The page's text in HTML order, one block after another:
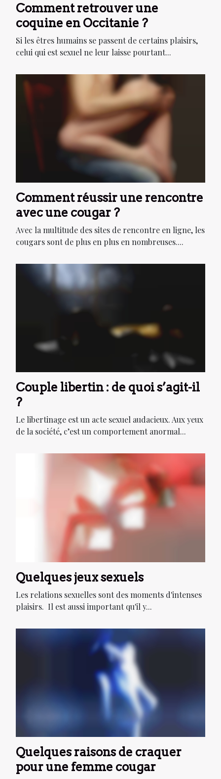
Comment retrouver une
coquine en Occitanie ?
Si les êtres humains se passent de certains plaisirs,
celui qui est sexuel ne leur laisse pourtant...
Comment réussir une rencontre
avec une cougar ?
Avec la multitude des sites de rencontre en ligne, les
cougars sont de plus en plus en nombreuses....
Couple libertin : de quoi s’agit-il
?
Le libertinage est un acte sexuel audacieux. Aux yeux
de la société, c’est un comportement anormal...
Quelques jeux sexuels
Les relations sexuelles sont des moments d'intenses
plaisirs. Il est aussi important qu'il y...
Quelques raisons de craquer
pour une femme cougar